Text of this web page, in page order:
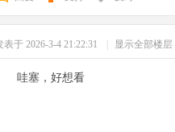
表于 2026-3-4 21:22:31 显示全部楼层
哇塞，好想看